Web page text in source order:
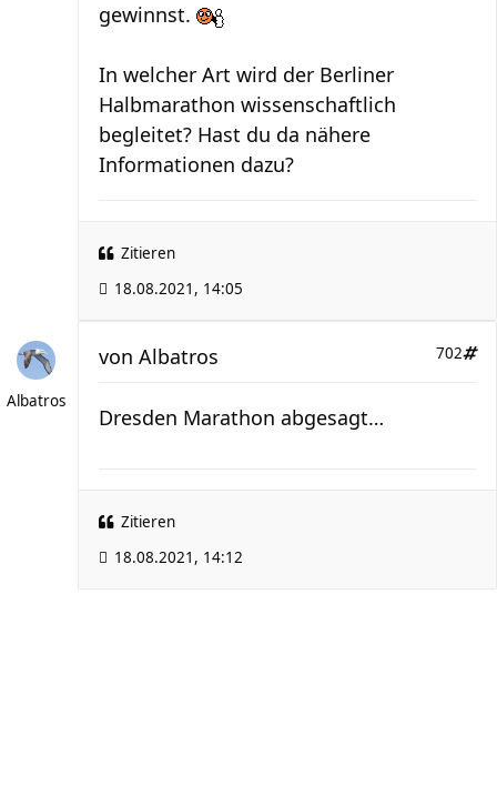
gewinnst.
In welcher Art wird der Berliner
Halbmarathon wissenschaftlich
begleitet? Hast du da nähere
Informationen dazu?
Zitieren
18.08.2021, 14:05
Albatros
702
von Albatros
Dresden Marathon abgesagt…
Zitieren
18.08.2021, 14:12